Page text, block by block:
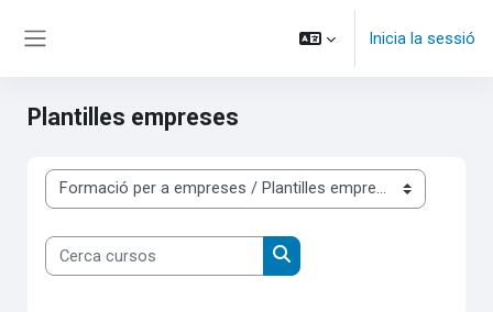
Inicia la sessió
Plantilles empreses
Categories de cursos
Cerca cursos
Cerca cursos